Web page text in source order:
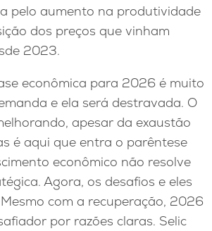
pelo aumento na produtividade
dos preços que vinham
2023.
econômica para 2026 é muito
e ela será destravada. O
apesar da exaustão
é aqui que entra o parêntese
econômico não resolve
Agora, os desafios e eles
com a recuperação, 2026
por razões claras. Selic